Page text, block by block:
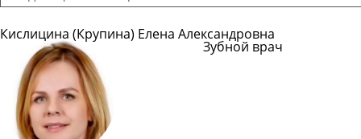
Кислицина (Крупина) Елена Александровна
Зубной врач